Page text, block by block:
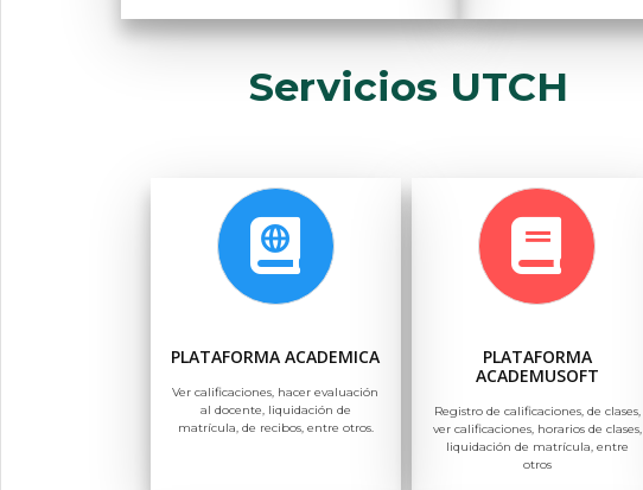
Servicios UTCH
PLATAFORMA ACADEMICA
Ver calificaciones, hacer evaluación
al docente, liquidación de
matrícula, de recibos, entre otros.
PLATAFORMA
ACADEMUSOFT
Registro de calificaciones, de clases,
ver calificaciones, horarios de clases,
liquidación de matrícula, entre
otros